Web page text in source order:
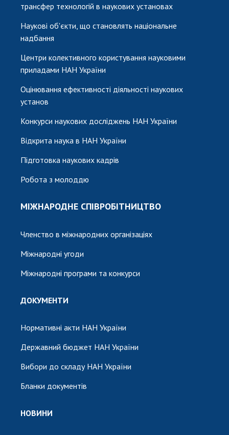
трансфер технологій в наукових установах
Наукові об'єкти, що становлять національне
надбання
Центри колективного користування науковими
приладами НАН України
Оцінювання ефективності діяльності наукових
установ
Конкурси наукових досліджень НАН України
Відкрита наука в НАН України
Підготовка наукових кадрів
Робота з молоддю
МІЖНАРОДНЕ СПІВРОБІТНИЦТВО
Членство в міжнародних організаціях
Міжнародні угоди
Міжнародні програми та конкурси
ДОКУМЕНТИ
Нормативні акти НАН України
Державний бюджет НАН України
Вибори до складу НАН України
Бланки документів
НОВИНИ